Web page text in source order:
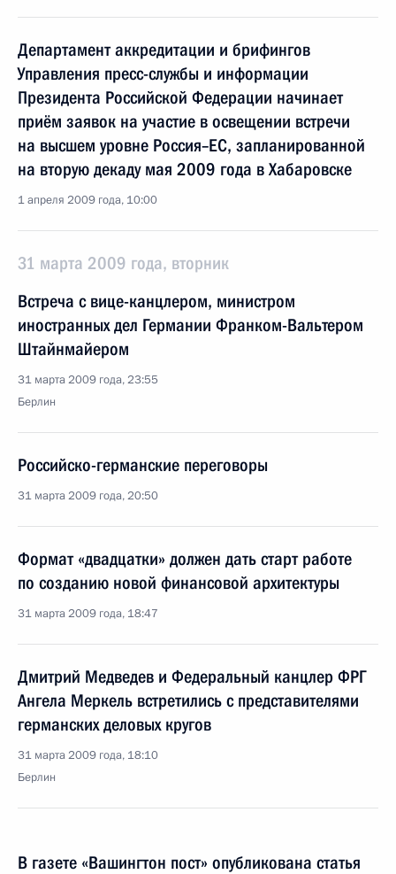
Департамент аккредитации и брифингов
Управления пресс-службы и информации
Президента Российской Федерации начинает
приём заявок на участие в освещении встречи
на высшем уровне Россия–ЕС, запланированной
на вторую декаду мая 2009 года в Хабаровске
1 апреля 2009 года, 10:00
31 марта 2009 года, вторник
Встреча с вице-канцлером, министром
иностранных дел Германии Франком-Вальтером
Штайнмайером
31 марта 2009 года, 23:55
Берлин
Российско-германские переговоры
31 марта 2009 года, 20:50
Формат «двадцатки» должен дать старт работе
по созданию новой финансовой архитектуры
31 марта 2009 года, 18:47
Дмитрий Медведев и Федеральный канцлер ФРГ
Ангела Меркель встретились с представителями
германских деловых кругов
31 марта 2009 года, 18:10
Берлин
В газете «Вашингтон пост» опубликована статья